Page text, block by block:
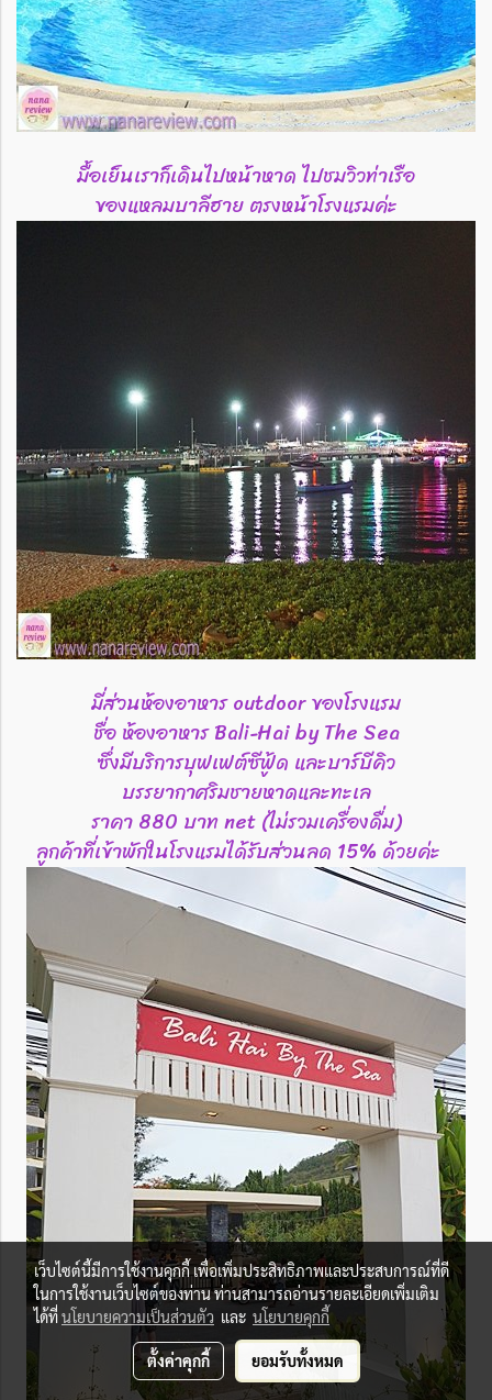
มื้อเย็นเราก็เดินไปหน้าหาด ไปชมวิวท่าเรือ
ของแหลมบาลีฮาย ตรงหน้าโรงแรมค่ะ
มี่ส่วนห้องอาหาร outdoor ของโรงแรม
ชื่อ ห้องอาหาร Bali-Hai by The Sea
ซึ่งมีบริการบุฟเฟต์ซีฟู้ด และบาร์บีคิว
บรรยากาศริมชายหาดและทะเล
ราคา 880 บาท net (ไม่รวมเครื่องดื่ม)
ลูกค้าที่เข้าพักในโรงแรมได้รับส่วนลด 15% ด้วยค่ะ
เว็บไซต์นี้มีการใช้งานคุกกี้ เพื่อเพิ่มประสิทธิภาพและประสบการณ์ที่ดี
ในการใช้งานเว็บไซต์ของท่าน ท่านสามารถอ่านรายละเอียดเพิ่มเติม
ได้ที่นโยบายความเป็นส่วนตัว และ นโยบายคุกกี้
ตั้งค่าคุกกี้ ยอมรับทั้งหมด